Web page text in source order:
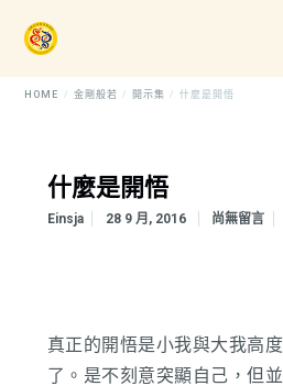
HOME 金剛般若 開示集 什麼是開悟
什麼是開悟
Einsja 28 9 月, 2016 尚無留言
真正的開悟是小我與大我高
了。是不刻意突顯自己，但